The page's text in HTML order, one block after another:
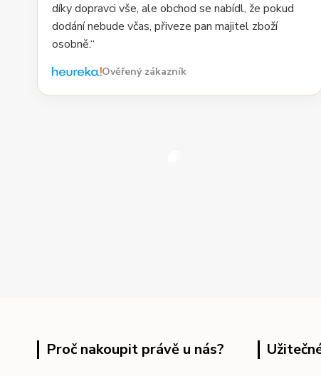
díky dopravci vše, ale obchod se nabídl, že pokud
dodání nebude včas, přiveze pan majitel zboží
osobně.“
Ověřený zákazník
Proč nakoupit právě u nás?